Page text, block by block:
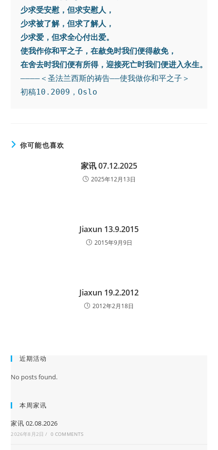
少求受安慰，但求安慰人，
少求被了解，但求了解人，
少求爱，但求全心付出爱。
使我作你和平之子，在赦免时我们便得赦免，
在舍去时我们便有所得，迎接死亡时我们便进入永生。
――――＜圣法兰西斯的祷告――使我做你和平之子＞
初稿10.2009，Oslo
你可能也喜欢
家讯 07.12.2025
2025年12月13日
Jiaxun 13.9.2015
2015年9月9日
Jiaxun 19.2.2012
2012年2月18日
近期活动
No posts found.
本周家讯
家讯 02.08.2026
2026年8月2日 / 0 COMMENTS